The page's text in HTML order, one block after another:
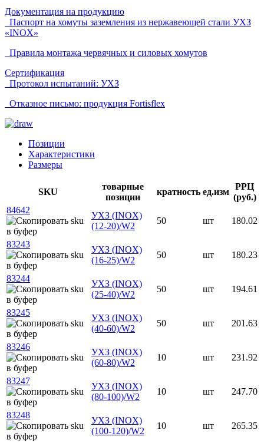
Документация на продукцию
Паспорт на хомуты заземления из нержавеющей стали УХЗ
«INOX»
Правила монтажа червячных и силовых хомутов
Сертификация
Протокол испытаний: УХЗ
Отказное письмо: продукция Fortisflex
Позиции
Характеристики
Размеры
SKU
товарные
позиции
кратность ед.изм
РРЦ
(руб.)
84642
УХЗ (INOX)
(12-20)/W2
50 шт 180.02
83243
УХЗ (INOX)
(16-25)/W2
50 шт 180.23
83244
УХЗ (INOX)
(25-40)/W2
50 шт 194.61
83245
УХЗ (INOX)
(40-60)/W2
50 шт 201.63
83246
УХЗ (INOX)
(60-80)/W2
10 шт 231.92
83247
УХЗ (INOX)
(80-100)/W2
10 шт 247.70
83248
УХЗ (INOX)
(100-120)/W2
10 шт 265.35